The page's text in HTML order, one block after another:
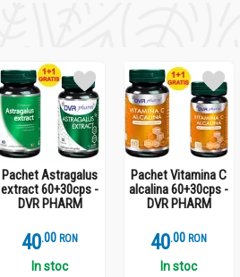
Pachet Astragalus
extract 60+30cps -
DVR PHARM
40.0 RON
In stoc
Pachet Vitamina C
alcalina 60+30cps -
DVR PHARM
40.0 RON
In stoc